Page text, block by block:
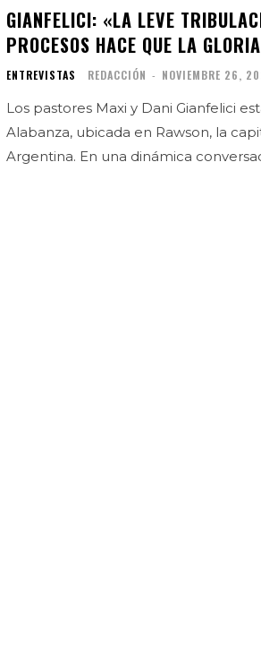
GIANFELICI: «LA LEVE
PROCESOS HACE QUE LA
ENTREVISTAS REDACCIÓN - NOVIEMBRE 26,
Los pastores Maxi y Dani Gianfelici
Alabanza, ubicada en Rawson, la
Argentina. En una dinámica